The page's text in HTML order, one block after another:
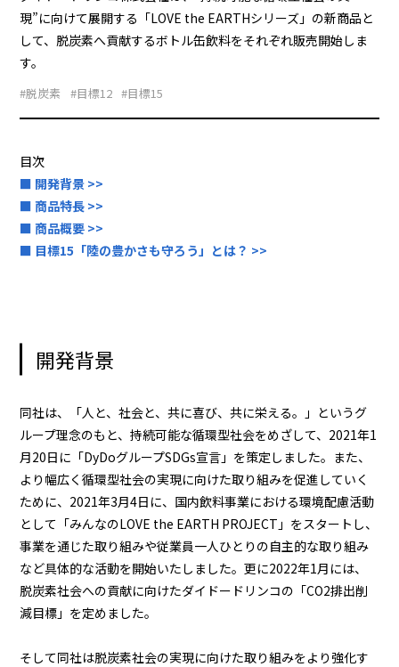
現”に向けて展開する「LOVE the EARTHシリーズ」の新商品と
して、脱炭素へ貢献するボトル缶飲料をそれぞれ販売開始しま
す。
#脱炭素 #目標12 #目標15
目次
■ 開発背景 >>
■ 商品特長 >>
■ 商品概要 >>
■ 目標15「陸の豊かさも守ろう」とは？ >>
開発背景
同社は、「人と、社会と、共に喜び、共に栄える。」というグ
ループ理念のもと、持続可能な循環型社会をめざして、2021年1
月20日に「DyDoグループSDGs宣言」を策定しました。また、
より幅広く循環型社会の実現に向けた取り組みを促進していく
ために、2021年3月4日に、国内飲料事業における環境配慮活動
として「みんなのLOVE the EARTH PROJECT」をスタートし、
事業を通じた取り組みや従業員一人ひとりの自主的な取り組み
など具体的な活動を開始いたしました。更に2022年1月には、
脱炭素社会への貢献に向けたダイドードリンコの「CO2排出削
減目標」を定めました。
そして同社は脱炭素社会の実現に向けた取り組みをより強化す